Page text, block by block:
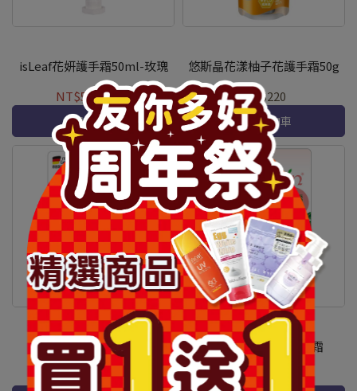
isLeaf花妍護手霜50ml-玫瑰
NT$59NT$99
加入購物車
悠斯晶花漾柚子花護手霜50g
NT$220
加入購物車
小甘菊經典護手霜20ml
NT$69
NT$89
小甘菊野生玫瑰護手霜
20ml(盒)
NT$89